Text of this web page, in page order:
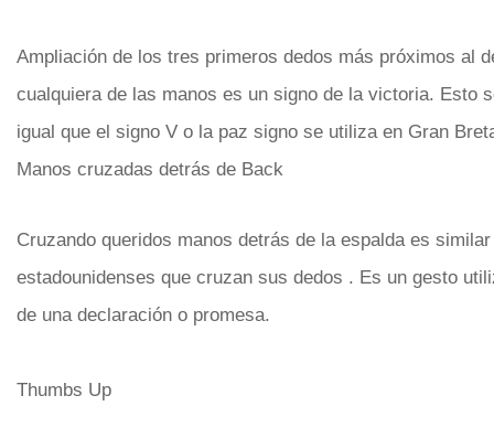
Ampliación de los tres primeros dedos más próximos al
cualquiera de las manos es un signo de la victoria. Esto
igual que el signo V o la paz signo se utiliza en Gran
Manos cruzadas detrás de Back
Cruzando queridos manos detrás de la espalda es
estadounidenses que cruzan sus dedos . Es un gesto
de una declaración o promesa.
Thumbs Up